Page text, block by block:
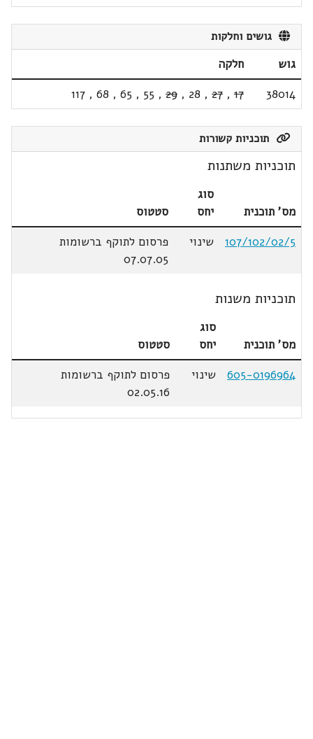
גושים וחלקות
גוש
חלקה
38014
17
,
27
,
28
,
29
,
55
,
65
,
68
,
117
תוכניות קשורות
תוכניות משתנות
מס' תוכנית
סוג
יחס
סטטוס
107/102/02/5
שינוי
פרסום לתוקף ברשומות
07.07.05
תוכניות משנות
מס' תוכנית
סוג
יחס
סטטוס
605-0196964
שינוי
פרסום לתוקף ברשומות
02.05.16